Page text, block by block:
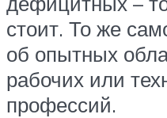
стоит. То же
об опытных
рабочих или
профессий.